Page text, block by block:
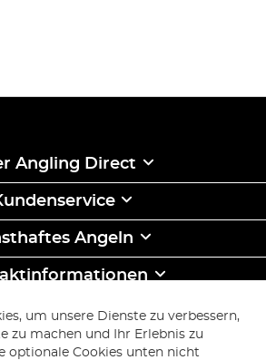
Angling Direct
Angeln
& SPAREN
um unsere Dienste zu verbessern,
zu machen und Ihr Erlebnis zu
optionale Cookies unten nicht